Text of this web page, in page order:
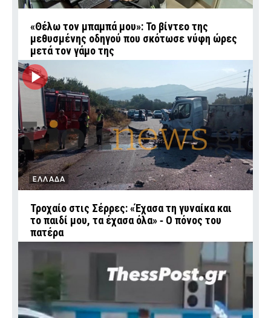
«Θέλω τον μπαμπά μου»: Το βίντεο της
μεθυσμένης οδηγού που σκότωσε νύφη ώρες
μετά τον γάμο της
ΕΛΛΑΔΑ
Τροχαίο στις Σέρρες: «Έχασα τη γυναίκα και
το παιδί μου, τα έχασα όλα» ‑ Ο πόνος του
πατέρα